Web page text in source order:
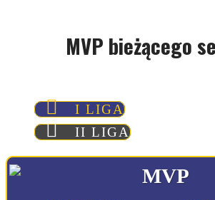
MVP bieżącego
I LIGA
II LIGA